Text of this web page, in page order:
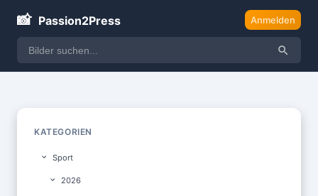
📸 Passion2Press Anmelden
KATEGORIEN
Sport
2026